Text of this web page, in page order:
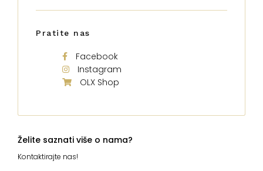
Pratite nas
Facebook
Instagram
OLX Shop
Želite saznati više o nama?
Kontaktirajte nas!